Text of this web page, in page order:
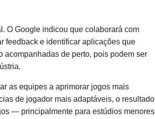
O Google indicou que colaborará com
feedback e identificar aplicações que
de perto, pois podem ser
as equipes a aprimorar jogos mais
de jogador mais adaptáveis, o resultado
— principalmente para estúdios menores